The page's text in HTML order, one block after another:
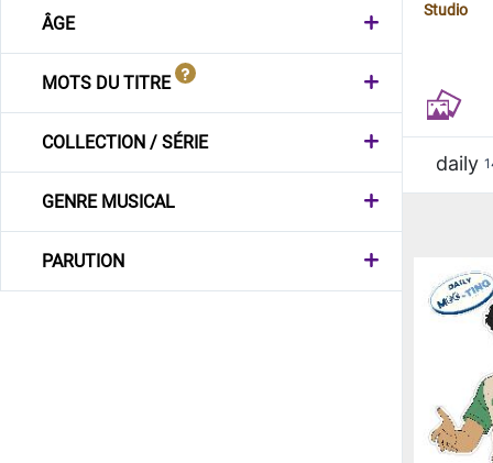
ÂGE
MOTS DU TITRE
COLLECTION / SÉRIE
GENRE MUSICAL
PARUTION
Studio
daily